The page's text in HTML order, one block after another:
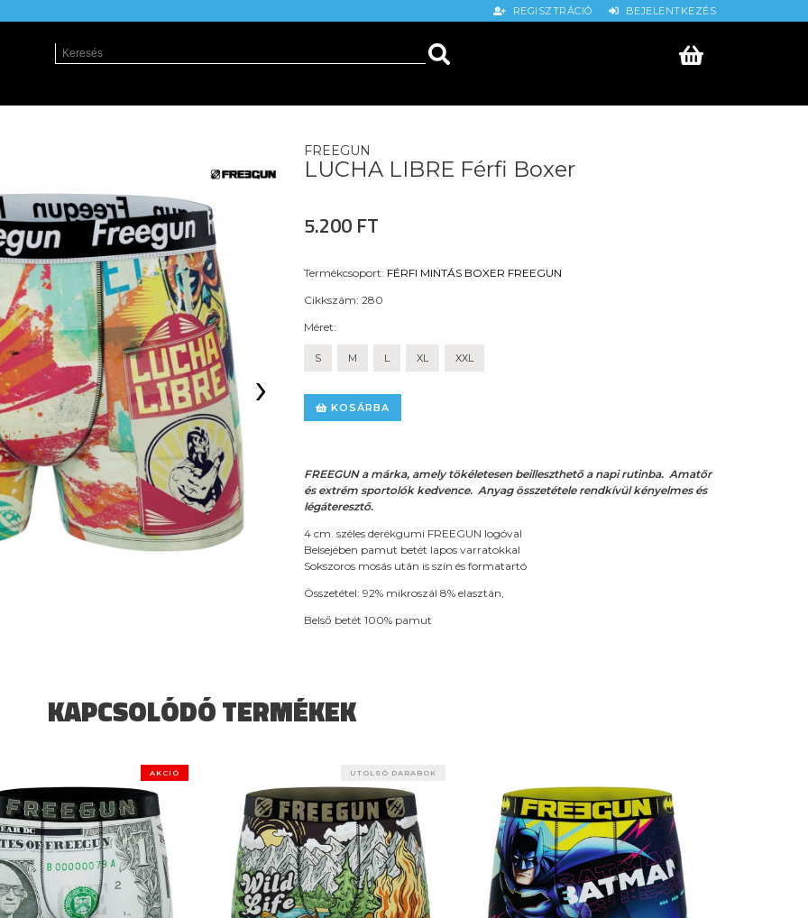
REGISZTRÁCIÓ BEJELENTKEZÉS
›
FREEGUN
LUCHA LIBRE Férfi Boxer
5.200 FT
Termékcsoport: FÉRFI MINTÁS BOXER FREEGUN
Cikkszám: 280
Méret:
S M L XL XXL
KOSÁRBA
FREEGUN a márka, amely tökéletesen beilleszthető a napi rutinba. Amatőr
és extrém sportolók kedvence. Anyag összetétele rendkívül kényelmes és
légáteresztő.
4 cm. széles derékgumi FREEGUN logóval
Belsejében pamut betét lapos varratokkal
Sokszoros mosás után is szín és formatartó
Összetétel: 92% mikroszál 8% elasztán,
Belső betét 100% pamut
KAPCSOLÓDÓ TERMÉKEK
AKCIÓ UTOLSÓ DARABOK